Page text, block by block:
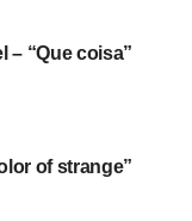
– “Que coisa”
of strange”